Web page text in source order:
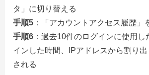
タ」に切り替える
手順5 ：「アカウントアクセス履歴」
手順6 ：過去10件のログインに使用
インした時間、IPアドレスから割り
される